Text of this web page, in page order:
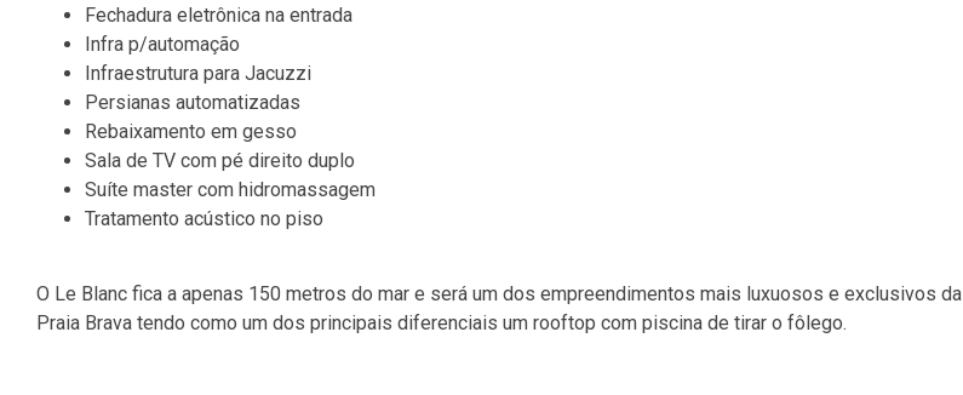
Fechadura eletrônica na entrada
Infra p/automação
Infraestrutura para Jacuzzi
Persianas automatizadas
Rebaixamento em gesso
Sala de TV com pé direito duplo
Suíte master com hidromassagem
Tratamento acústico no piso
O Le Blanc fica a apenas 150 metros do mar e será um dos empreendimentos mais luxuosos e exclusivos da
Praia Brava tendo como um dos principais diferenciais um rooftop com piscina de tirar o fôlego.